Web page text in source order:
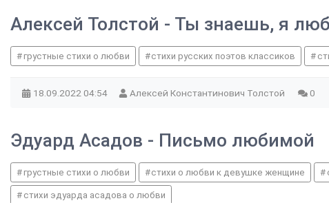
Алексей Толстой - Ты знаешь, я
грустные стихи о любви стихи русских поэтов классиков
18.09.2022 04:54 Алексей Константинович Толстой 0
Эдуард Асадов - Письмо любимой
грустные стихи о любви стихи о любви к девушке женщине
стихи эдуарда асадова о любви